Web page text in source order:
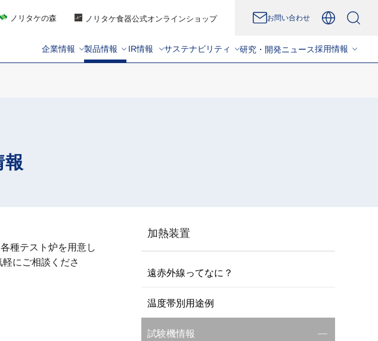
ノリタケの森 ノリタケ食器公式オンラインショップ お問い合わせ
企業情報 製品情報 IR情報 サステナビリティ 研究・開発ニュース採用情報
加熱装置
遠赤外線ってなに？
温度帯別用途例
試験機情報
種テスト炉を用意し
にご相談くださ